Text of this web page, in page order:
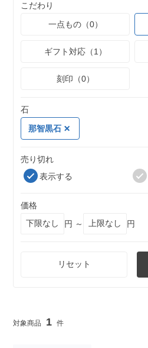
こだわり
一点もの（0）
ギフト対応（1）
刻印（0）
石
那智黒石
売り切れ
表示する
価格
円 ～
円
リセット
1